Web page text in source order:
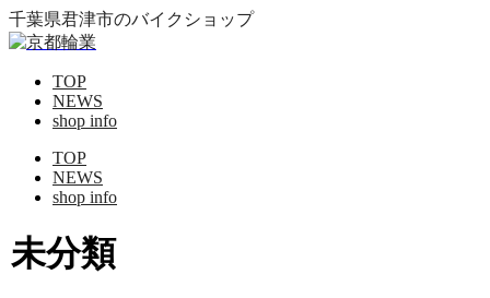
千葉県君津市のバイクショップ
TOP
NEWS
shop info
TOP
NEWS
shop info
未分類